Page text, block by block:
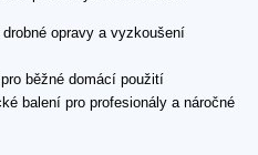
opravy a vyzkoušení
běžné domácí použití
balení pro profesionály a náročné